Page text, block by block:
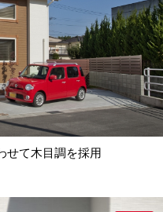
せて木目調を採用